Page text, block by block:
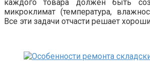
каждого товара должен быть
микроклимат (температура,
Все эти задачи отчасти решает